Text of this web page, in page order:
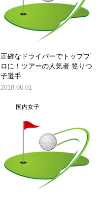
正確なドライバーでトッププ
ロに！ツアーの人気者 笠りつ
子選手
2018.06.01
国内女子